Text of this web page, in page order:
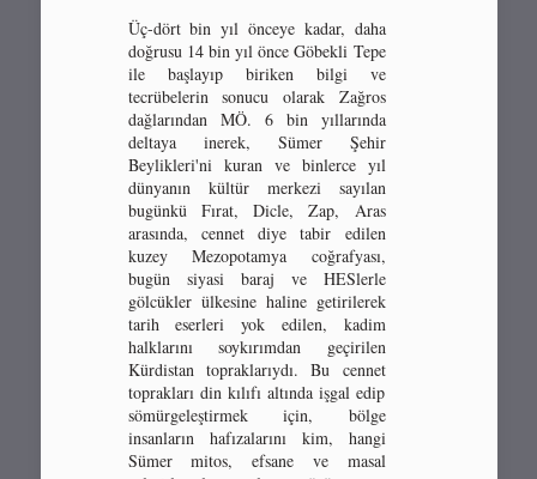
Üç-dört bin yıl önceye kadar, daha
doğrusu 14 bin yıl önce Göbekli Tepe
ile başlayıp biriken bilgi ve
tecrübelerin sonucu olarak Zağros
dağlarından MÖ. 6 bin yıllarında
deltaya inerek, Sümer Şehir
Beylikleri'ni kuran ve binlerce yıl
dünyanın kültür merkezi sayılan
bugünkü Fırat, Dicle, Zap, Aras
arasında, cennet diye tabir edilen
kuzey Mezopotamya coğrafyası,
bugün siyasi baraj ve HESlerle
gölcükler ülkesine haline getirilerek
tarih eserleri yok edilen, kadim
halklarını soykırımdan geçirilen
Kürdistan topraklarıydı. Bu cennet
toprakları din kılıfı altında işgal edip
sömürgeleştirmek için, bölge
insanların hafızalarını kim, hangi
Sümer mitos, efsane ve masal